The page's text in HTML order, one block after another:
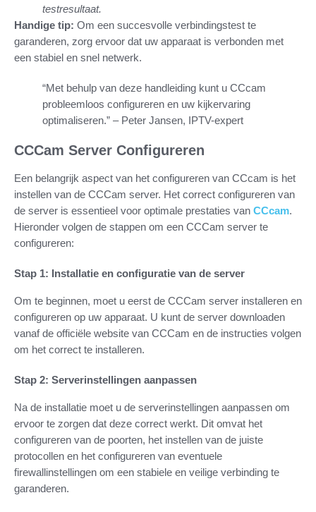
testresultaat.
Handige tip: Om een succesvolle verbindingstest te
garanderen, zorg ervoor dat uw apparaat is verbonden met
een stabiel en snel netwerk.
“Met behulp van deze handleiding kunt u CCcam
probleemloos configureren en uw kijkervaring
optimaliseren.” – Peter Jansen, IPTV-expert
CCCam Server Configureren
Een belangrijk aspect van het configureren van CCcam is het
instellen van de CCCam server. Het correct configureren van
de server is essentieel voor optimale prestaties van CCcam.
Hieronder volgen de stappen om een CCCam server te
configureren:
Stap 1: Installatie en configuratie van de server
Om te beginnen, moet u eerst de CCCam server installeren en
configureren op uw apparaat. U kunt de server downloaden
vanaf de officiële website van CCCam en de instructies volgen
om het correct te installeren.
Stap 2: Serverinstellingen aanpassen
Na de installatie moet u de serverinstellingen aanpassen om
ervoor te zorgen dat deze correct werkt. Dit omvat het
configureren van de poorten, het instellen van de juiste
protocollen en het configureren van eventuele
firewallinstellingen om een stabiele en veilige verbinding te
garanderen.